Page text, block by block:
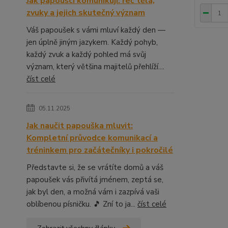
zvuky a jejich skutečný význam
Váš papoušek s vámi mluví každý den —
jen úplně jiným jazykem. Každý pohyb,
každý zvuk a každý pohled má svůj
význam, který většina majitelů přehlíží....
číst celé
05.11.2025
Jak naučit papouška mluvit:
Kompletní průvodce komunikací a
tréninkem pro začátečníky i pokročilé
Představte si, že se vrátíte domů a váš
papoušek vás přivítá jménem, zeptá se,
jak byl den, a možná vám i zazpívá vaši
oblíbenou písničku. 🎵 Zní to ja... číst celé